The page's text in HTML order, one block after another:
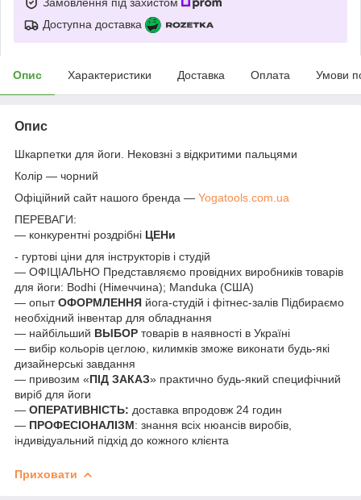
Доступна доставка
Опис Характеристики Доставка Оплата Умови
Опис
Шкарпетки для йоги. Нековзні з відкритими пальцями
Колір — чорний
Офіційний сайт нашого бренда — Yogatools.com.ua
ПЕРЕВАГИ:
― конкурентні роздрібні ЦЕНи
- гуртові ціни для інструкторів і студій
― ОФІЦІАЛЬНО Представляємо провідних виробників товарів
для йоги: Bodhi (Німеччина); Manduka (США)
― опытОФОРМЛЕННЯ йога-студій і фітнес-залів Підбираємо
необхідний інвентар для обладнання
— найбільший ВЫБОР товарів в наявності в Україні
― вибір кольорів цеглою, килимків зможе виконати будь-які
дизайнерські завдання
― привозим «ПІД ЗАКАЗ» практично будь-який специфічний
виріб для йоги
― ОПЕРАТИВНІСТЬ: доставка впродовж 24 годин
― ПРОФЕСІОНАЛІЗМ: знання всіх нюансів виробів,
індивідуальний підхід до кожного клієнта
Приховати